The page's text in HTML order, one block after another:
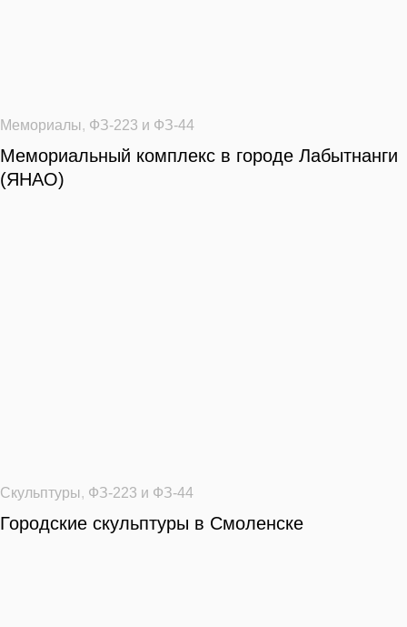
Мемориалы, ФЗ-223 и ФЗ-44
Мемориальный комплекс в городе Лабытнанги
(ЯНАО)
Скульптуры, ФЗ-223 и ФЗ-44
Городские скульптуры в Смоленске